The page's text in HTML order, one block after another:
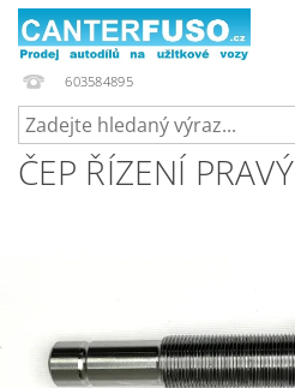
603584895
ČEP ŘÍZENÍ PRAVÝ